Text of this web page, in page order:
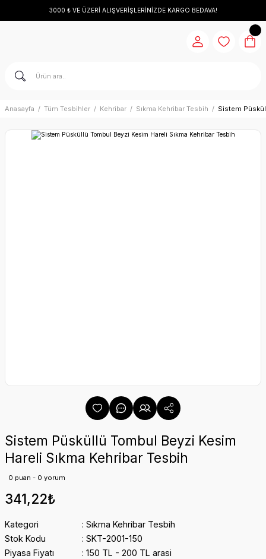
3000 ₺ VE ÜZERİ ALIŞVERİŞLERİNİZDE KARGO BEDAVA!
Anasayfa Tüm Tesbihler Kehribar Sıkma Kehribar Tesbih Sistem
Sistem Püsküllü Tombul Beyzi Kesim
Hareli Sıkma Kehribar Tesbih
0 puan - 0 yorum
341,22₺
Kategori
Sıkma Kehribar Tesbih
Stok Kodu
SKT-2001-150
Piyasa Fiyatı
150 TL - 200 TL arasi